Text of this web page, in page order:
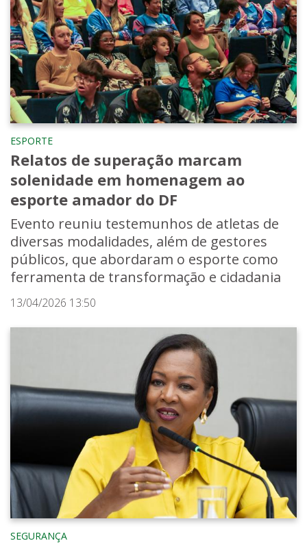
ESPORTE
Relatos de superação marcam
solenidade em homenagem ao
esporte amador do DF
Evento reuniu testemunhos de atletas de
diversas modalidades, além de gestores
públicos, que abordaram o esporte como
ferramenta de transformação e cidadania
13/04/2026 13:50
SEGURANÇA